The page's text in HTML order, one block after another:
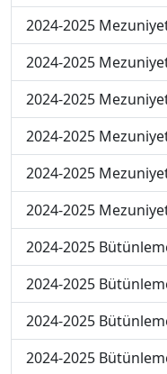
2024-2025
2024-2025
2024-2025
2024-2025
2024-2025
2024-2025
2024-2025
2024-2025
2024-2025
2024-2025